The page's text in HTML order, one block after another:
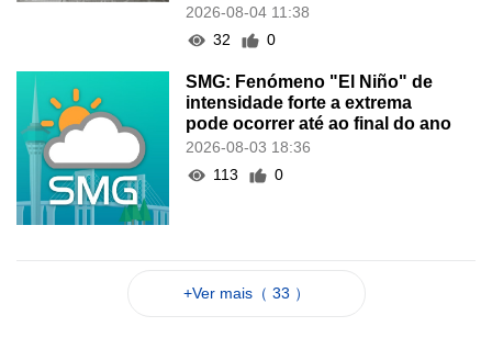
2026-08-04 11:38
32
0
SMG: Fenómeno "El Niño" de
intensidade forte a extrema
pode ocorrer até ao final do ano
2026-08-03 18:36
113
0
+Ver mais（ 33 ）